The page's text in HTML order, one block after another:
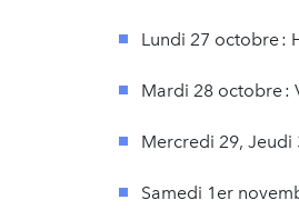
Lundi 27 octobre :
Mardi 28 octobre :
Mercredi 29, Jeudi
Samedi 1er